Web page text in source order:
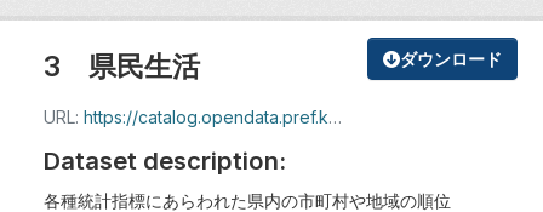
ダウンロード
3 県民生活
URL: https://catalog.opendata.pref.kanagawa.jp/dataset/fcf935f7-37d9-459b-b9bb-2982efc61a9c/resource/189bb5b7-a35b-4ce1-90b4-133fd6244bce/download/h30_ran_kana_03.pdf
Dataset description:
各種統計指標にあらわれた県内の市町村や地域の順位